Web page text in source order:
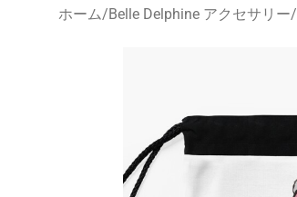
ホーム/Belle Delphine アクセサリー/